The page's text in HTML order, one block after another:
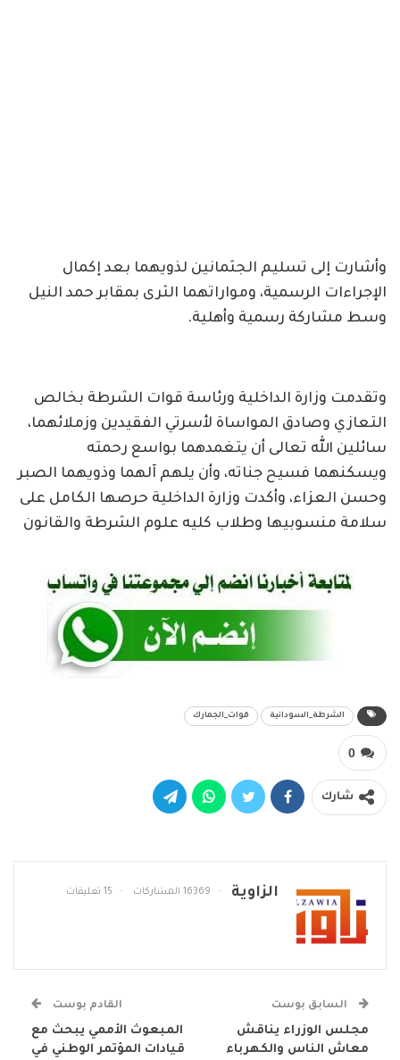
وأشارت إلى تسليم الجثمانين لذويهما بعد إكمال
الإجراءات الرسمية، ومواراتهما الثرى بمقابر حمد النيل
وسط مشاركة رسمية وأهلية.
وتقدمت وزارة الداخلية ورئاسة قوات الشرطة بخالص
التعازي وصادق المواساة لأسرتي الفقيدين وزملائهما،
سائلين الله تعالى أن يتغمدهما بواسع رحمته
ويسكنهما فسيح جناته، وأن يلهم آلهما وذويهما الصبر
وحسن العزاء، وأكدت وزارة الداخلية حرصها الكامل على
سلامة منسوبيها وطلاب كليه علوم الشرطة والقانون
الشرطة_السودانية قوات_الجمارك
0
شارك
الزاوية 16369 المشاركات 15 تعليقات
السابق بوست
مجلس الوزراء يناقش
معاش الناس والكهرباء
القادم بوست
المبعوث الأممي يبحث مع
قيادات المؤتمر الوطني في